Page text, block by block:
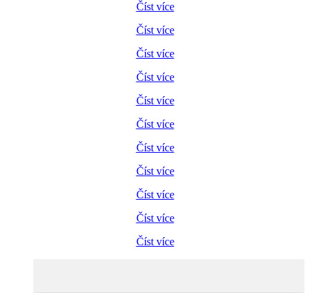
Číst více
Číst více
Číst více
Číst více
Číst více
Číst více
Číst více
Číst více
Číst více
Číst více
Číst více